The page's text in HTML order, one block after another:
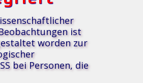
ist
worden zur
bei Personen, die